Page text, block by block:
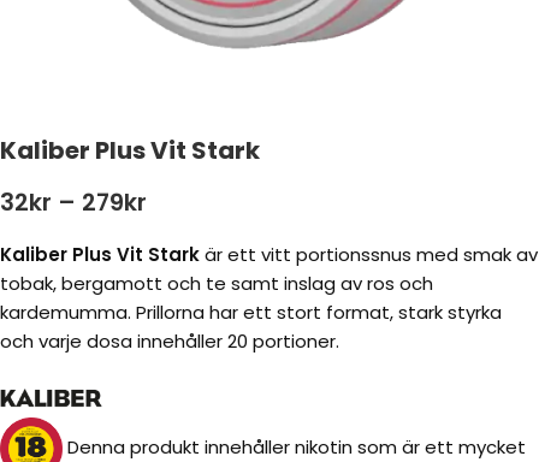
Kaliber Plus Vit Stark
32kr – 279kr
Kaliber Plus Vit Starkär ett vitt portionssnus med smak av
tobak, bergamott och te samt inslag av ros och
kardemumma. Prillorna har ett stort format, stark styrka
och varje dosa innehåller 20 portioner.
Denna produkt innehåller nikotin som är ett mycket